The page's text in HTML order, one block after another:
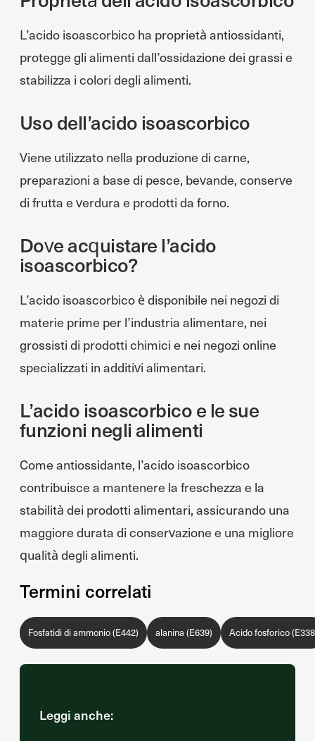
L’acido isoascorbico ha proprietà antiossidanti,
protegge gli alimenti dall’ossidazione dei grassi e
stabilizza i colori degli alimenti.
Uso dell’acido isoascorbico
Viene utilizzato nella produzione di carne,
preparazioni a base di pesce, bevande, conserve
di frutta e verdura e prodotti da forno.
Dove acquistare l’acido
isoascorbico?
L’acido isoascorbico è disponibile nei negozi di
materie prime per l’industria alimentare, nei
grossisti di prodotti chimici e nei negozi online
specializzati in additivi alimentari.
L’acido isoascorbico e le sue
funzioni negli alimenti
Come antiossidante, l’acido isoascorbico
contribuisce a mantenere la freschezza e la
stabilità dei prodotti alimentari, assicurando una
maggiore durata di conservazione e una migliore
qualità degli alimenti.
Termini correlati
Fosfatidi di ammonio (E442) alanina (E639) Acido fosforico
Leggi anche: